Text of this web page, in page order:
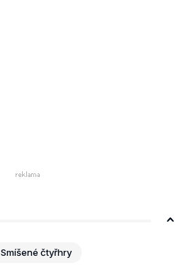
Smíšené čtyřhry